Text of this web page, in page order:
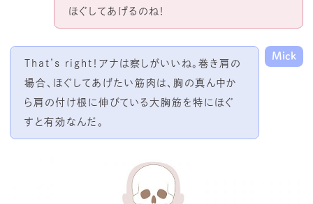
ほぐしてあげるのね！
That’s right！アナは察しがいいね。巻き肩の
場合、ほぐしてあげたい筋肉は、胸の真ん中か
ら肩の付け根に伸びている大胸筋を特にほぐ
すと有効なんだ。
Mick